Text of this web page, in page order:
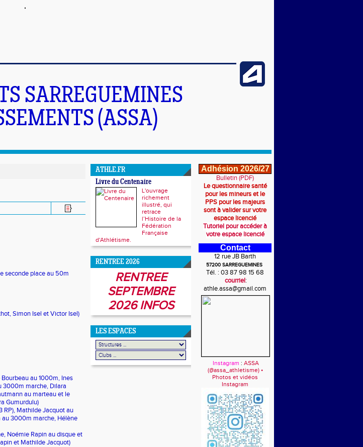
SARREGUEMINES
(ASSA)
seconde place au 50m
Simon Isel et Victor Isel)
au 1000m, Ines
3000m marche, Dilara
au marteau et le
Gumurdulu)
RP), Mathilde Jacquot au
3000m marche, Hélène
Noémie Rapin au disque et
et Mathilde Jacquot)
ATHLE.FR
Livre du Centenaire
L'ouvrage
richement
illustré, qui
retrace
l’Histoire de la
Fédération
Française
d'Athlétisme.
RENTREE 2026
RENTREE
SEPTEMBRE
2026 INFOS
LES ESPACES
Adhésion 2026/27
Bulletin (PDF)
Le questionnaire santé
pour les mineurs et le
PPS pour les majeurs
sont à valider sur votre
espace licencié
Tutoriel pour accéder à
votre espace licencié
Contact
12 rue JB Barth
57200 SARREGUEMINES
Tél. : 03 87 98 15 68
courriel:
athle.assa@gmail.com
Instagram : ASSA
(@assa_athletisme) •
Photos et vidéos
Instagram